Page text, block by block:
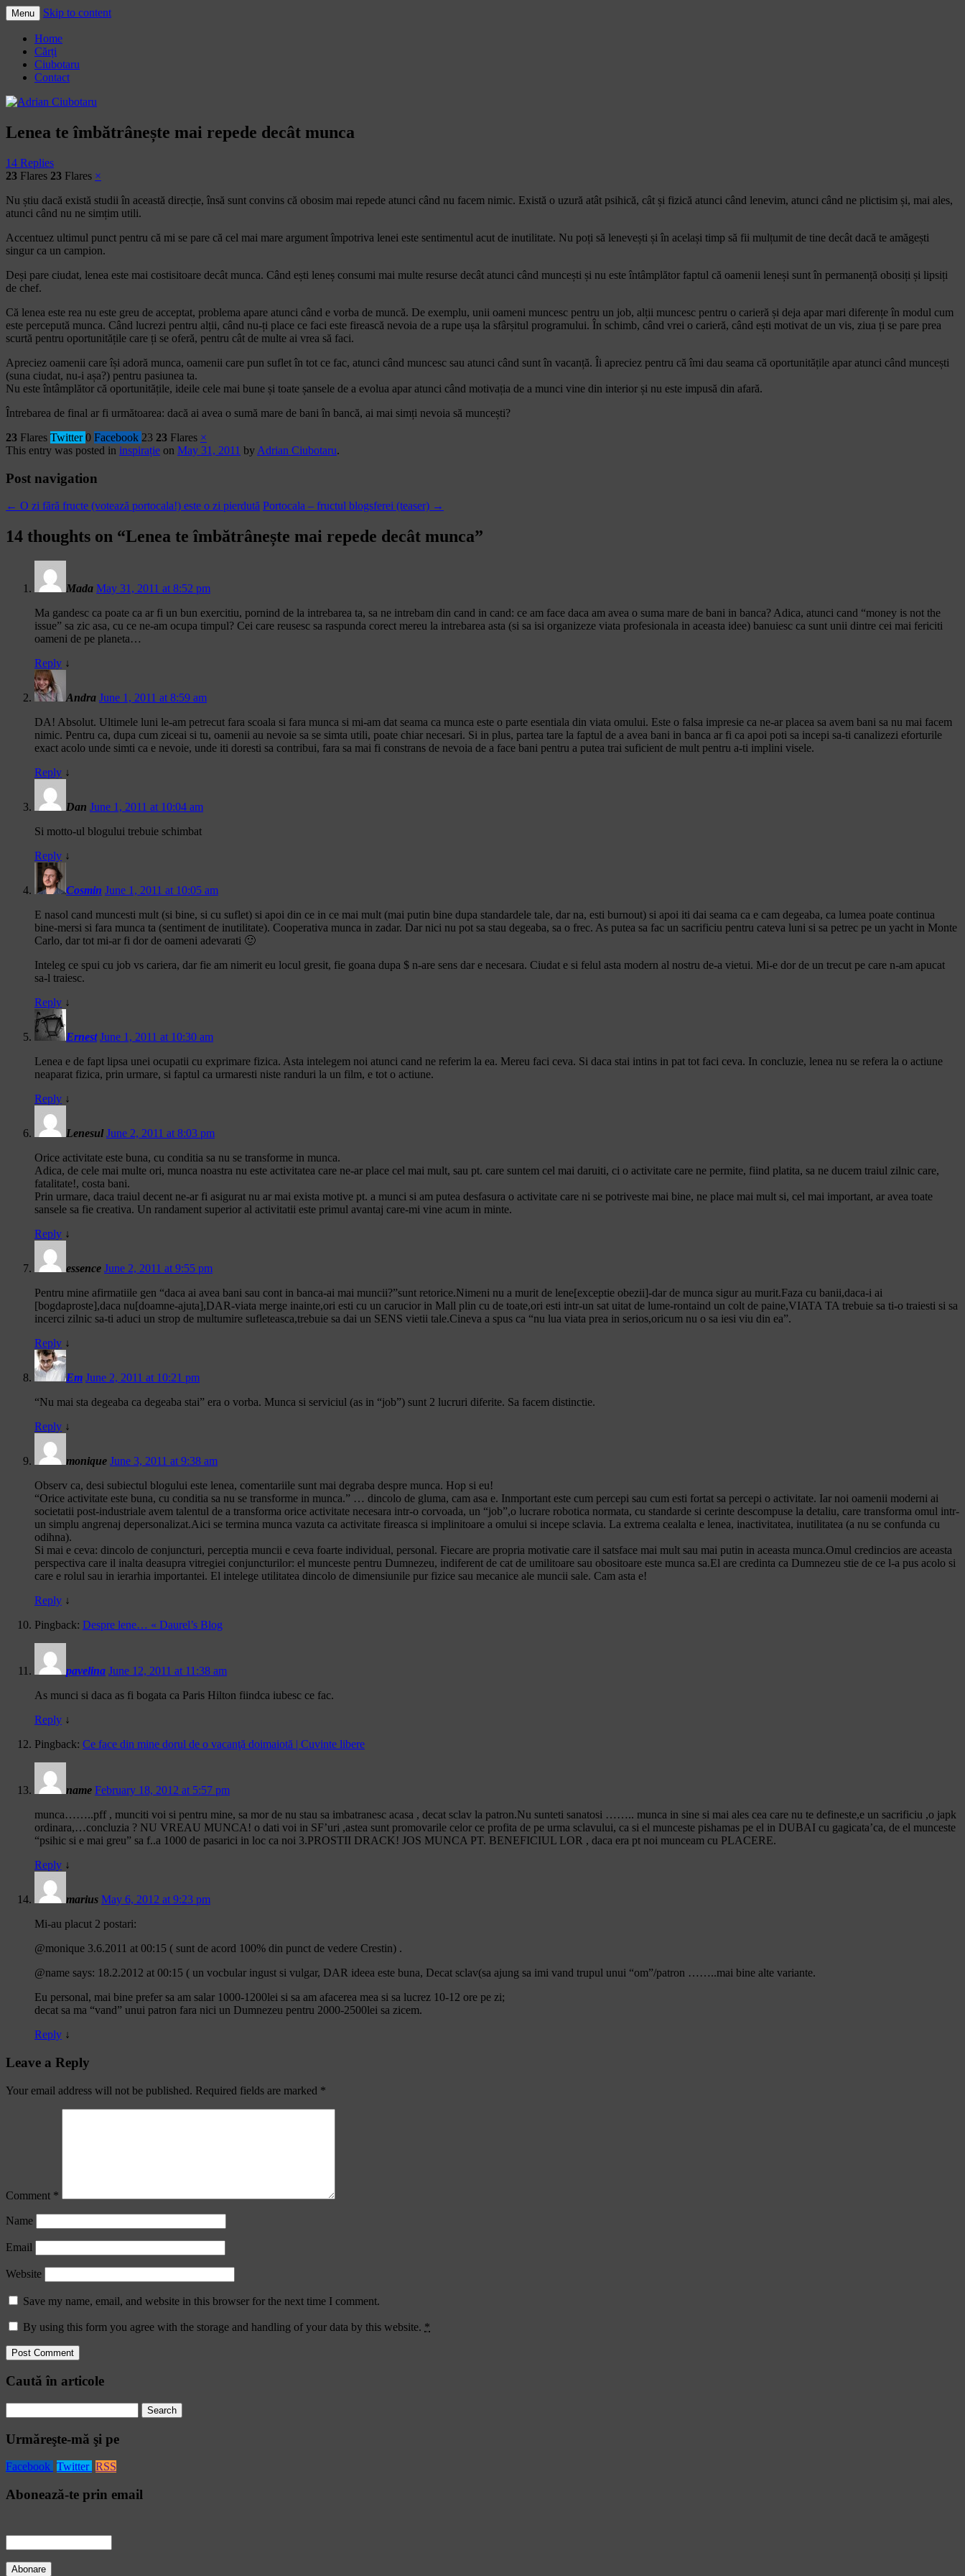
Adrian Ciubotaru
Menu Skip to content
Home
Cărți
Ciubotaru
Contact
Lenea te îmbătrânește mai repede decât munca
14 Replies
23 Flares 23 Flares ×
Nu știu dacă există studii în această direcție, însă sunt convins că obosim mai repede atunci când nu facem nimic. Există o uzură atât psihică, cât și fizică atunci când lenevim, atunci când ne plictisim și, mai ales,
atunci când nu ne simțim utili.
Accentuez ultimul punct pentru că mi se pare că cel mai mare argument împotriva lenei este sentimentul acut de inutilitate. Nu poți să lenevești și în același timp să fii mulțumit de tine decât dacă te amăgești
singur ca un campion.
Deși pare ciudat, lenea este mai costisitoare decât munca. Când ești leneș consumi mai multe resurse decât atunci când muncești și nu este întâmplător faptul că oamenii leneși sunt în permanență obosiți și lipsiți
de chef.
Că lenea este rea nu este greu de acceptat, problema apare atunci când e vorba de muncă. De exemplu, unii oameni muncesc pentru un job, alții muncesc pentru o carieră și deja apar mari diferențe în modul cum
este percepută munca. Când lucrezi pentru alții, când nu-ți place ce faci este firească nevoia de a rupe ușa la sfârșitul programului. În schimb, când vrei o carieră, când ești motivat de un vis, ziua ți se pare prea
scurtă pentru oportunitățile care ți se oferă, pentru cât de multe ai vrea să faci.
Apreciez oamenii care își adoră munca, oamenii care pun suflet în tot ce fac, atunci când muncesc sau atunci când sunt în vacanță. Îi apreciez pentru că îmi dau seama că oportunitățile apar atunci când muncești
(suna ciudat, nu-i așa?) pentru pasiunea ta.
Nu este întâmplător că oportunitățile, ideile cele mai bune și toate șansele de a evolua apar atunci când motivația de a munci vine din interior și nu este impusă din afară.
Întrebarea de final ar fi următoarea: dacă ai avea o sumă mare de bani în bancă, ai mai simți nevoia să muncești?
23 Flares Twitter 0 Facebook 23 23 Flares ×
This entry was posted in inspirație on May 31, 2011 by Adrian Ciubotaru.
Post navigation
← O zi fără fructe (votează portocala!) este o zi pierdută Portocala – fructul blogsferei (teaser) →
14 thoughts on “Lenea te îmbătrânește mai repede decât munca”
Mada May 31, 2011 at 8:52 pm
Ma gandesc ca poate ca ar fi un bun exercitiu, pornind de la intrebarea ta, sa ne intrebam din cand in cand: ce am face daca am avea o suma mare de bani in banca? Adica, atunci cand “money is not the
issue” sa zic asa, cu ce ne-am ocupa timpul? Cei care reusesc sa raspunda corect mereu la intrebarea asta (si sa isi organizeze viata profesionala in aceasta idee) banuiesc ca sunt unii dintre cei mai fericiti
oameni de pe planeta…
Reply ↓
Andra June 1, 2011 at 8:59 am
DA! Absolut. Ultimele luni le-am petrecut fara scoala si fara munca si mi-am dat seama ca munca este o parte esentiala din viata omului. Este o falsa impresie ca ne-ar placea sa avem bani sa nu mai facem
nimic. Pentru ca, dupa cum ziceai si tu, oamenii au nevoie sa se simta utili, poate chiar necesari. Si in plus, partea tare la faptul de a avea bani in banca ar fi ca apoi poti sa incepi sa-ti canalizezi eforturile
exact acolo unde simti ca e nevoie, unde iti doresti sa contribui, fara sa mai fi constrans de nevoia de a face bani pentru a putea trai suficient de mult pentru a-ti implini visele.
Reply ↓
Dan June 1, 2011 at 10:04 am
Si motto-ul blogului trebuie schimbat
Reply ↓
Cosmin June 1, 2011 at 10:05 am
E nasol cand muncesti mult (si bine, si cu suflet) si apoi din ce in ce mai mult (mai putin bine dupa standardele tale, dar na, esti burnout) si apoi iti dai seama ca e cam degeaba, ca lumea poate continua
bine-mersi si fara munca ta (sentiment de inutilitate). Cooperativa munca in zadar. Dar nici nu pot sa stau degeaba, sa o frec. As putea sa fac un sacrificiu pentru cateva luni si sa petrec pe un yacht in Monte
Carlo, dar tot mi-ar fi dor de oameni adevarati 🙂
Inteleg ce spui cu job vs cariera, dar fie am nimerit eu locul gresit, fie goana dupa $ n-are sens dar e necesara. Ciudat e si felul asta modern al nostru de-a vietui. Mi-e dor de un trecut pe care n-am apucat
sa-l traiesc.
Reply ↓
Ernest June 1, 2011 at 10:30 am
Lenea e de fapt lipsa unei ocupatii cu exprimare fizica. Asta intelegem noi atunci cand ne referim la ea. Mereu faci ceva. Si daca stai intins in pat tot faci ceva. In concluzie, lenea nu se refera la o actiune
neaparat fizica, prin urmare, si faptul ca urmaresti niste randuri la un film, e tot o actiune.
Reply ↓
Lenesul June 2, 2011 at 8:03 pm
Orice activitate este buna, cu conditia sa nu se transforme in munca.
Adica, de cele mai multe ori, munca noastra nu este activitatea care ne-ar place cel mai mult, sau pt. care suntem cel mai daruiti, ci o activitate care ne permite, fiind platita, sa ne ducem traiul zilnic care,
fatalitate!, costa bani.
Prin urmare, daca traiul decent ne-ar fi asigurat nu ar mai exista motive pt. a munci si am putea desfasura o activitate care ni se potriveste mai bine, ne place mai mult si, cel mai important, ar avea toate
sansele sa fie creativa. Un randament superior al activitatii este primul avantaj care-mi vine acum in minte.
Reply ↓
essence June 2, 2011 at 9:55 pm
Pentru mine afirmatiile gen “daca ai avea bani sau cont in banca-ai mai muncii?”sunt retorice.Nimeni nu a murit de lene[exceptie obezii]-dar de munca sigur au murit.Faza cu banii,daca-i ai
[bogdaproste],daca nu[doamne-ajuta],DAR-viata merge inainte,ori esti cu un carucior in Mall plin cu de toate,ori esti intr-un sat uitat de lume-rontaind un colt de paine,VIATA TA trebuie sa ti-o traiesti si sa
incerci zilnic sa-ti aduci un strop de multumire sufleteasca,trebuie sa dai un SENS vietii tale.Cineva a spus ca “nu lua viata prea in serios,oricum nu o sa iesi viu din ea”.
Reply ↓
Em June 2, 2011 at 10:21 pm
“Nu mai sta degeaba ca degeaba stai” era o vorba. Munca si serviciul (as in “job”) sunt 2 lucruri diferite. Sa facem distinctie.
Reply ↓
monique June 3, 2011 at 9:38 am
Observ ca, desi subiectul blogului este lenea, comentariile sunt mai degraba despre munca. Hop si eu!
“Orice activitate este buna, cu conditia sa nu se transforme in munca.” … dincolo de gluma, cam asa e. Inmportant este cum percepi sau cum esti fortat sa percepi o activitate. Iar noi oamenii moderni ai
societatii post-industriale avem talentul de a transforma orice activitate necesara intr-o corvoada, un “job”,o lucrare robotica normata, cu standarde si cerinte descompuse la detaliu, care transforma omul intr-
un simplu angrenaj depersonalizat.Aici se termina munca vazuta ca activitate fireasca si implinitoare a omului si incepe sclavia. La extrema cealalta e lenea, inactivitatea, inutilitatea (a nu se confunda cu
odihna).
Si mai e ceva: dincolo de conjuncturi, perceptia muncii e ceva foarte individual, personal. Fiecare are propria motivatie care il satsface mai mult sau mai putin in aceasta munca.Omul credincios are aceasta
perspectiva care il inalta deasupra vitregiei conjuncturilor: el munceste pentru Dumnezeu, indiferent de cat de umilitoare sau obositoare este munca sa.El are credinta ca Dumnezeu stie de ce l-a pus acolo si
care e rolul sau in ierarhia importantei. El intelege utilitatea dincolo de dimensiunile pur fizice sau mecanice ale muncii sale. Cam asta e!
Reply ↓
Pingback: Despre lene… « Daurel’s Blog
pavelina June 12, 2011 at 11:38 am
As munci si daca as fi bogata ca Paris Hilton fiindca iubesc ce fac.
Reply ↓
Pingback: Ce face din mine dorul de o vacanţă doimaiotă | Cuvinte libere
name February 18, 2012 at 5:57 pm
munca……..pff , munciti voi si pentru mine, sa mor de nu stau sa imbatranesc acasa , decat sclav la patron.Nu sunteti sanatosi …….. munca in sine si mai ales cea care nu te defineste,e un sacrificiu ,o japk
ordinara,…concluzia ? NU VREAU MUNCA! o dati voi in SF’uri ,astea sunt promovarile celor ce profita de pe urma sclavului, ca si el munceste pishamas pe el in DUBAI cu gagicata’ca, de el munceste
“psihic si e mai greu” sa f..a 1000 de pasarici in loc ca noi 3.PROSTII DRACK! JOS MUNCA PT. BENEFICIUL LOR , daca era pt noi munceam cu PLACERE.
Reply ↓
marius May 6, 2012 at 9:23 pm
Mi-au placut 2 postari:
@monique 3.6.2011 at 00:15 ( sunt de acord 100% din punct de vedere Crestin) .
@name says: 18.2.2012 at 00:15 ( un vocbular ingust si vulgar, DAR ideea este buna, Decat sclav(sa ajung sa imi vand trupul unui “om”/patron ……..mai bine alte variante.
Eu personal, mai bine prefer sa am salar 1000-1200lei si sa am afacerea mea si sa lucrez 10-12 ore pe zi;
decat sa ma “vand” unui patron fara nici un Dumnezeu pentru 2000-2500lei sa zicem.
Reply ↓
Leave a Reply
Your email address will not be published. Required fields are marked *
Comment *
Name
Email
Website
Save my name, email, and website in this browser for the next time I comment.
By using this form you agree with the storage and handling of your data by this website. *
Caută în articole
for:
Urmăreşte-mă şi pe
Facebook Twitter RSS
Abonează-te prin email